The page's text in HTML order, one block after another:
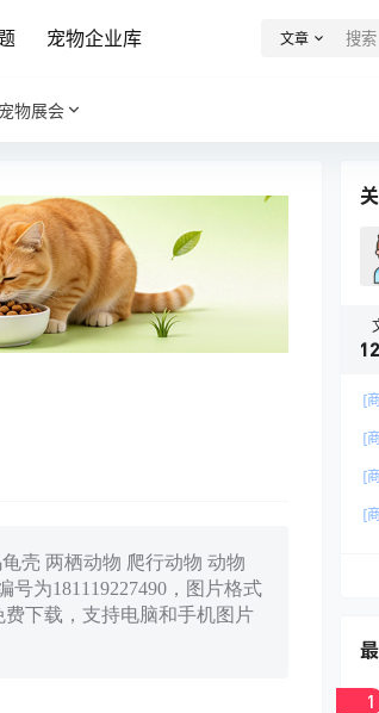
宠物企业库 文章
宠物展会
壳 两栖动物 爬行动物 动物
号为181119227490，图片格式
费下载，支持电脑和手机图片
[
[
[
[
1